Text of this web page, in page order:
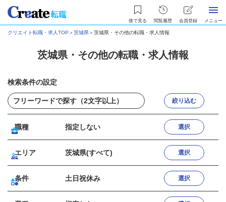
後で見る 閲覧履歴 会員登録 メニュー
クリエイト転職・求人TOP ＞茨城県＞茨城県・その他の転職・求人情報
茨城県・その他の転職・求人情報
検索条件の設定
絞り込む
職種 指定しない 選択
エリア 茨城県(すべて) 選択
条件 土日祝休み 選択